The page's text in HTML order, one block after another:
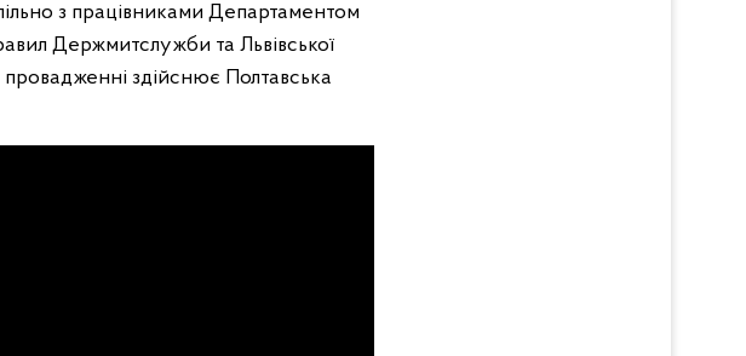
з працівниками Департаментом
Держмитслужби та Львівської
здійснює Полтавська